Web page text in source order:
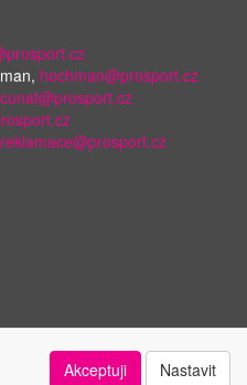
hochman@prosport.cz
cunat@prosport.cz
reklamace@prosport.cz
Akceptuji Nastavit